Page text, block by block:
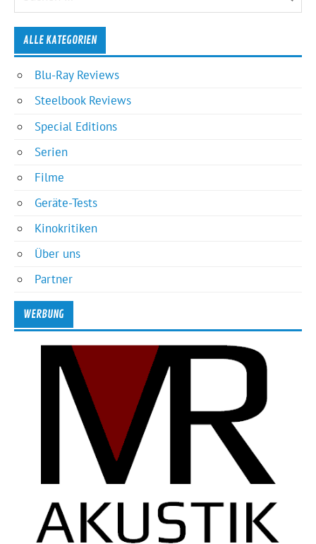
ALLE KATEGORIEN
Blu-Ray Reviews
Steelbook Reviews
Special Editions
Serien
Filme
Geräte-Tests
Kinokritiken
Über uns
Partner
WERBUNG